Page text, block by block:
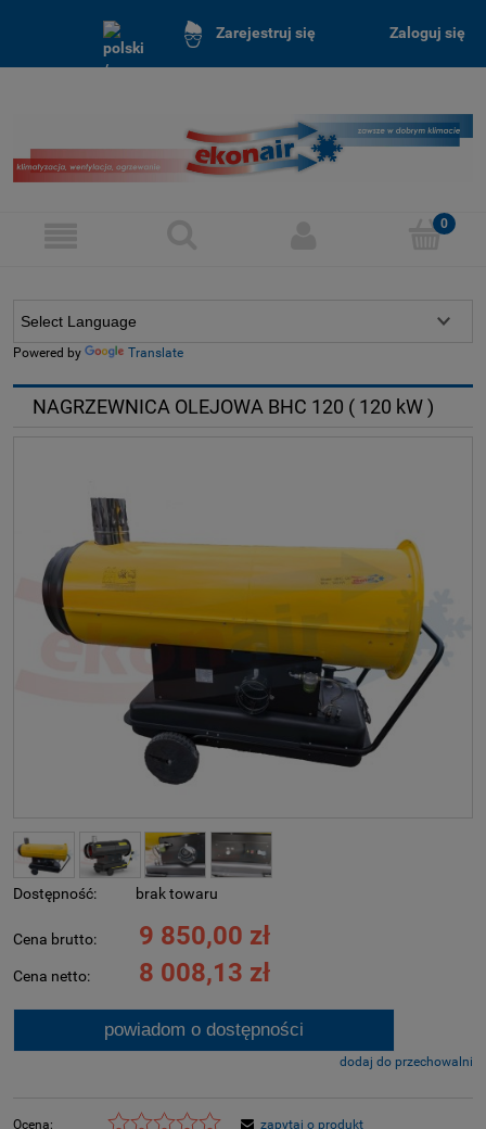
Zarejestruj się Zaloguj się
Powered by Translate
NAGRZEWNICA OLEJOWA BHC 120 ( 120 kW )
Dostępność: brak towaru
Cena brutto: 9 850,00 zł
Cena netto: 8 008,13 zł
powiadom o dostępności
dodaj do przechowalni
Ocena:
zapytaj o produkt